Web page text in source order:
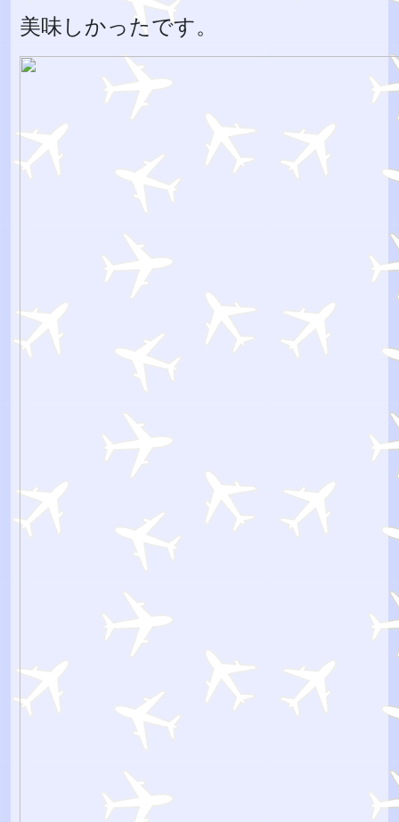
美味しかったです。